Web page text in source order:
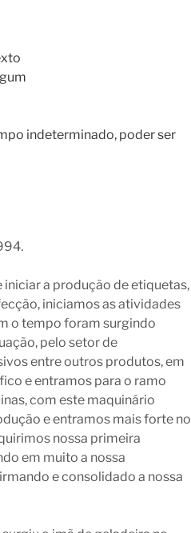
indeterminado, poder ser
a produção de etiquetas,
iniciamos as atividades
o tempo foram surgindo
pelo setor de
entre outros produtos, em
e entramos para o ramo
com este maquinário
e entramos mais forte no
nossa primeira
em muito a nossa
e consolidado a nossa